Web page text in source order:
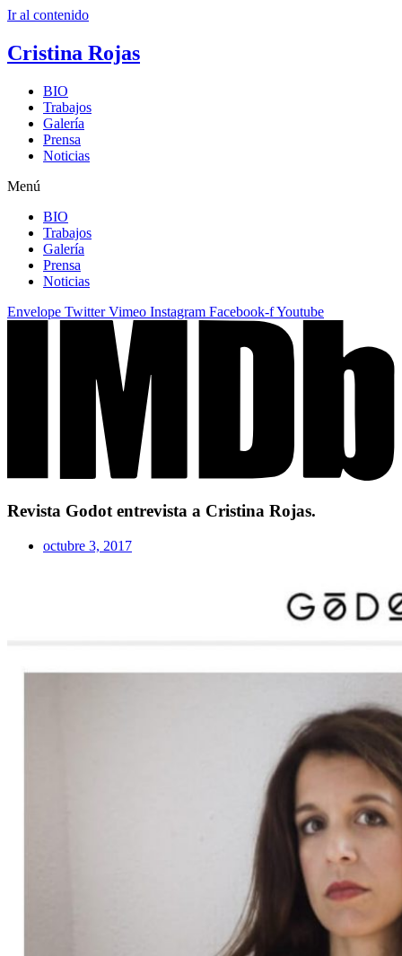
Ir al contenido
Cristina Rojas
BIO
Trabajos
Galería
Prensa
Noticias
Menú
BIO
Trabajos
Galería
Prensa
Noticias
Envelope Twitter Vimeo Instagram Facebook-fYoutube
Revista Godot entrevista a Cristina Rojas.
octubre 3, 2017